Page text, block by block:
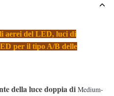
aerei del LED, luci di
per il tipo A/B delle
della luce doppia di Medium-